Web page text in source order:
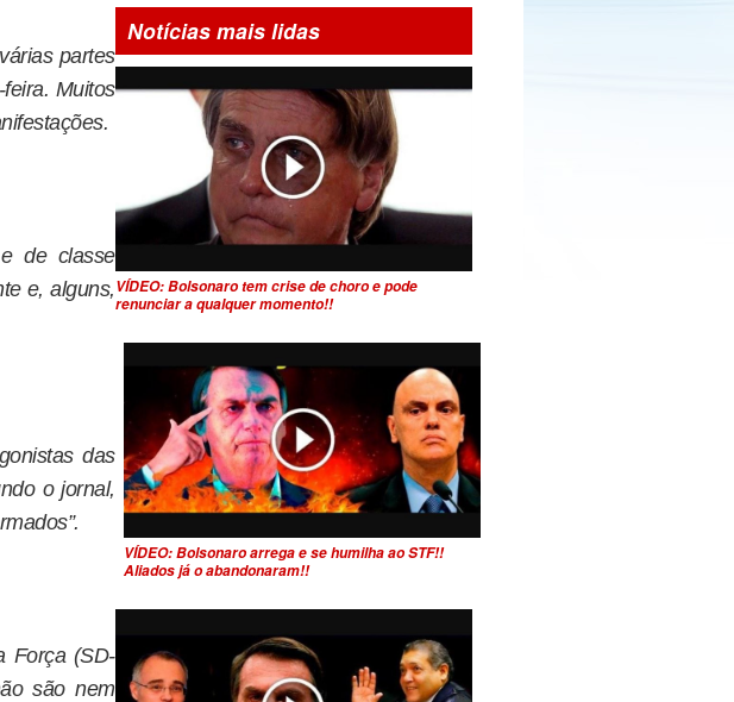
partes
Muitos
de classe
e, alguns,
das
o jornal,
Força (SD-
são nem
Notícias mais lidas
VÍDEO: Bolsonaro tem crise de choro e pode
renunciar a qualquer momento!!
VÍDEO: Bolsonaro arrega e se humilha ao STF!!
Aliados já o abandonaram!!